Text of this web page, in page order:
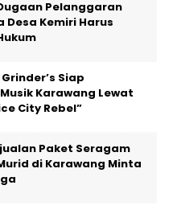
Pelanggaran
Desa Kemiri Harus
Siap
Karawang Lewat
City Rebel”
Paket Seragam
di Karawang Minta